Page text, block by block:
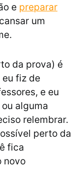
e preparar
um
da prova) é
eu fiz de
e eu
alguma
relembrar.
perto da
fica
novo